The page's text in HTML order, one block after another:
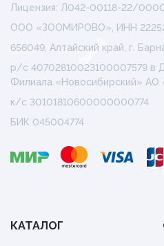
Лицензия: Л042-00118-22/
ООО «ЗООМИРОВО», ИНН
656049, Алтайский край, г.
р/с 40702810023100007579 в
Филиала «Новосибирский»
к/с 30101810600000000774
БИК 045004774
КАТАЛОГ